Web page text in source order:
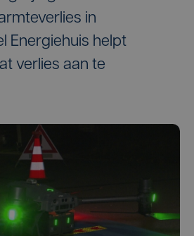
in
Energiehuis helpt
verlies aan te